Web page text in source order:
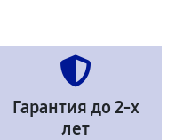
Гарантия до 2-х
лет